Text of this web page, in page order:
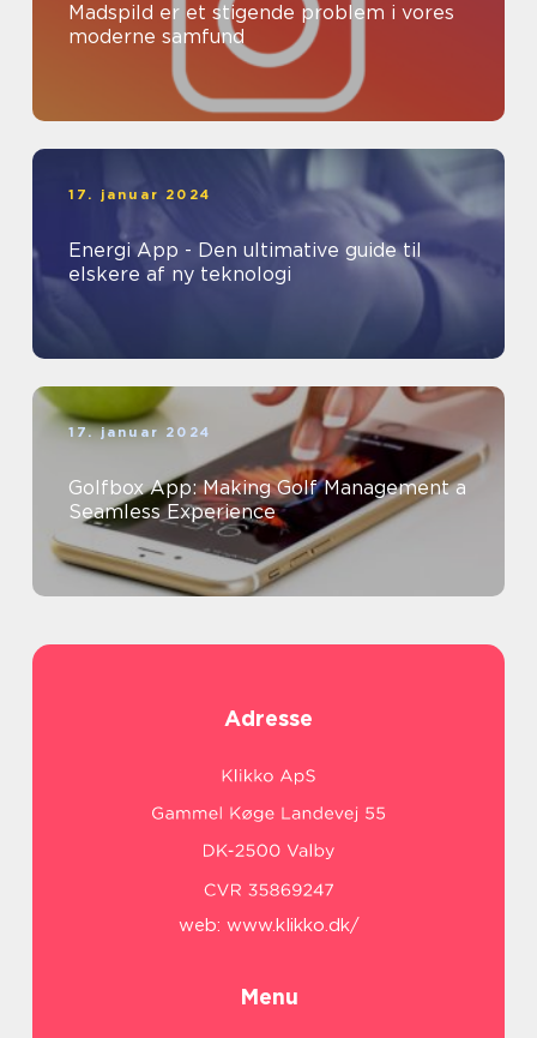
Madspild er et stigende problem i vores
moderne samfund
17. januar 2024
Energi App - Den ultimative guide til
elskere af ny teknologi
17. januar 2024
Golfbox App: Making Golf Management a
Seamless Experience
Adresse
web: www.klikko.dk/
Menu